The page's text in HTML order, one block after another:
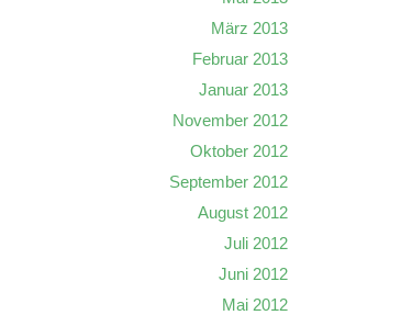
März 2013
Februar 2013
Januar 2013
November 2012
Oktober 2012
September 2012
August 2012
Juli 2012
Juni 2012
Mai 2012